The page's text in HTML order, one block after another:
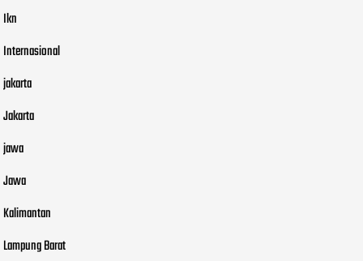
Ikn
Internasional
jakarta
Jakarta
jawa
Jawa
Kalimantan
Lampung Barat